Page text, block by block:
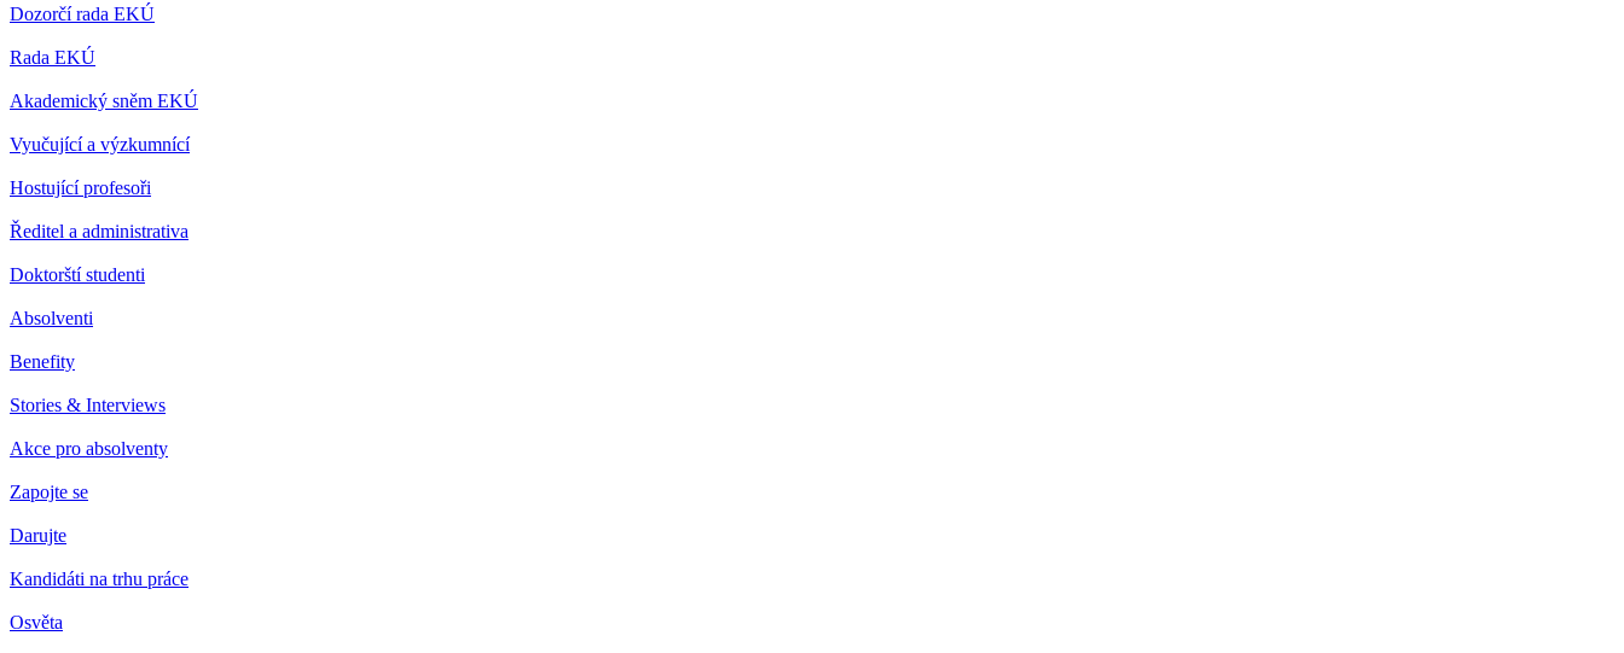
Dozorčí rada EKÚ
Rada EKÚ
Akademický sněm EKÚ
Vyučující a výzkumnící
Hostující profesoři
Ředitel a administrativa
Doktorští studenti
Absolventi
Benefity
Stories & Interviews
Akce pro absolventy
Zapojte se
Darujte
Kandidáti na trhu práce
Osvěta